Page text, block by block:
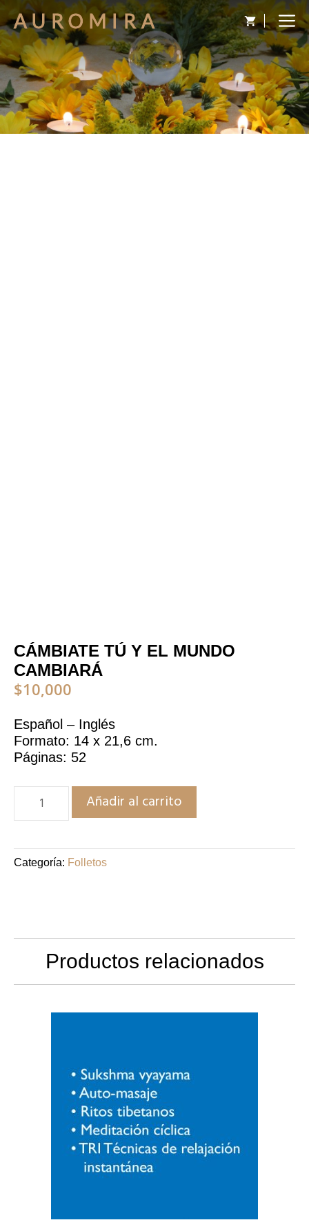
AUROMIRA
Cámbiate tú y el mundo
cambiará
CÁMBIATE TÚ Y EL MUNDO
CAMBIARÁ
$10,000
Español – Inglés
Formato: 14 x 21,6 cm.
Páginas: 52
Añadir al carrito
Categoría: Folletos
Productos relacionados